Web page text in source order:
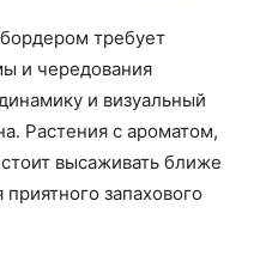
требует
и чередования
и визуальный
Растения с ароматом,
высаживать ближе
запахового